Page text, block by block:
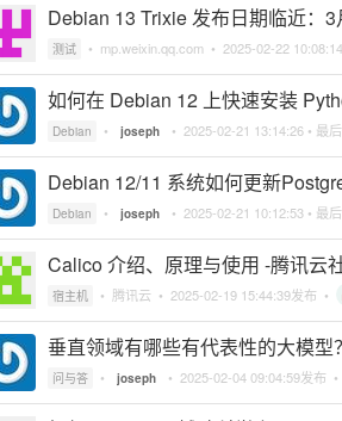
Debian 13 Trixie 发布日期临近：
测试 • mp.weixin.qq.com • 2025-02-22 10:08:14
如何在 Debian 12 上快速安装
Debian • joseph • 2025-02-21 13:14:26 • 最
Debian 12/11 系统如何更新
Debian • joseph • 2025-02-21 10:12:53 • 最
Calico 介绍、原理与使用 -腾讯云
宿主机 • 腾讯云 • 2025-02-19 15:44:39发布 •
垂直领域有哪些有代表性的大模型？
问与答 • joseph • 2025-02-04 09:04:59发布 •